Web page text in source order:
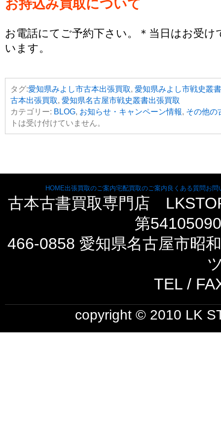
お持込み買取について
お電話にてご予約下さい。＊当日はお受
います。
タグ:愛知県みよし市古本出張買取, 愛知県みよし市戦史叢
古本出張買取, 愛知県名古屋市戦史叢書出張買取
カテゴリー: BLOG, お知らせ・キャンペーン情報, その他の
トは受け付けていません。
HOME出張買取のご案内宅配買取のご案内 良くある質問お問
古本古書買取専門店
第
466-0858 愛知県名古屋市昭
TEL /
copyright © 2010 LK